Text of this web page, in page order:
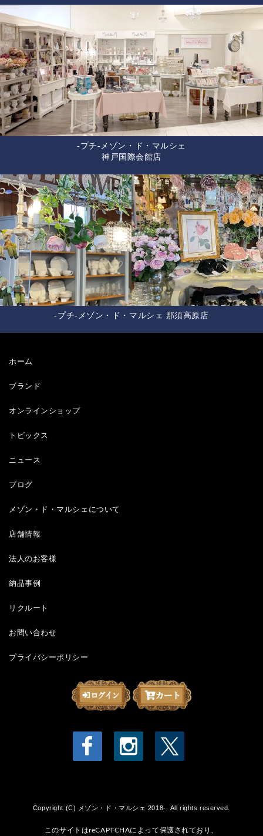
-プチ-メゾン・ド・マルシェ
神戸国際会館店
-プチ-メゾン・ド・マルシェ 那須高原店
ホーム
ブランド
オンラインショップ
トピックス
ニュース
ブログ
メゾン・ド・マルシェについて
店舗情報
法人のお客様
納品事例
リクルート
お問い合わせ
プライバシーポリシー
Copyright (C) メゾン・ド・マルシェ 2018-. All rights reserved.
このサイトはreCAPTCHAによって保護されており、